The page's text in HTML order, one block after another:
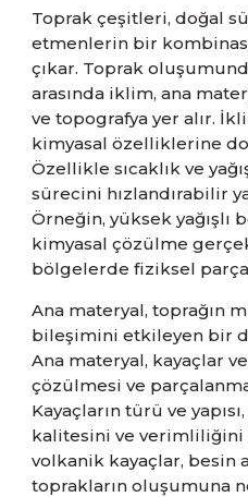
Toprak çeşitleri, doğal
etmenlerin bir
çıkar. Toprak
arasında iklim, ana
ve topografya yer alır.
kimyasal özelliklerine
Özellikle sıcaklık ve
sürecini hızlandırabilir
Örneğin, yüksek yağışlı
kimyasal çözülme
bölgelerde fiziksel
Ana materyal, toprağın
bileşimini etkileyen bir
Ana materyal, kayaçlar
çözülmesi ve
Kayaçların türü ve
kalitesini ve
volkanik kayaçlar, besin
toprakların oluşumuna